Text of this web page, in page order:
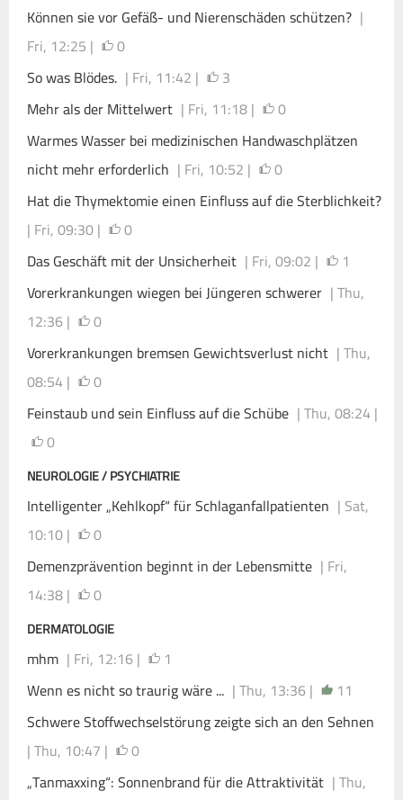
Können sie vor Gefäß- und Nierenschäden schützen? |
Fri, 12:25 |
0
So was Blödes. | Fri, 11:42 |
3
Mehr als der Mittelwert | Fri, 11:18 |
0
Warmes Wasser bei medizinischen Handwaschplätzen
nicht mehr erforderlich | Fri, 10:52 |
0
Hat die Thymektomie einen Einfluss auf die Sterblichkeit?
| Fri, 09:30 |
0
Das Geschäft mit der Unsicherheit | Fri, 09:02 |
1
Vorerkrankungen wiegen bei Jüngeren schwerer | Thu,
12:36 |
0
Vorerkrankungen bremsen Gewichtsverlust nicht | Thu,
08:54 |
0
Feinstaub und sein Einfluss auf die Schübe | Thu, 08:24 |
0
NEUROLOGIE / PSYCHIATRIE
Intelligenter „Kehlkopf“ für Schlaganfallpatienten | Sat,
10:10 |
0
Demenzprävention beginnt in der Lebensmitte | Fri,
14:38 |
0
DERMATOLOGIE
mhm | Fri, 12:16 |
1
Wenn es nicht so traurig wäre ... | Thu, 13:36 |
11
Schwere Stoffwechselstörung zeigte sich an den Sehnen
| Thu, 10:47 |
0
„Tanmaxxing“: Sonnenbrand für die Attraktivität | Thu,